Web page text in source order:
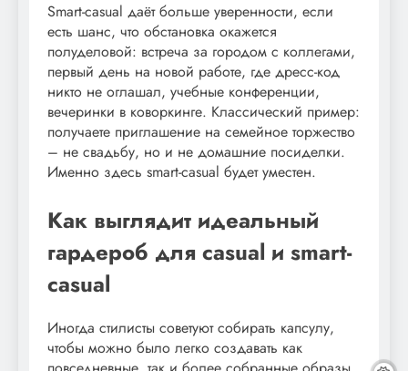
Smart-casual даёт больше уверенности, если
есть шанс, что обстановка окажется
полуделовой: встреча за городом с коллегами,
первый день на новой работе, где дресс-код
никто не оглашал, учебные конференции,
вечеринки в коворкинге. Классический пример:
получаете приглашение на семейное торжество
– не свадьбу, но и не домашние посиделки.
Именно здесь smart-casual будет уместен.
Как выглядит идеальный
гардероб для casual и smart-
casual
Иногда стилисты советуют собирать капсулу,
чтобы можно было легко создавать как